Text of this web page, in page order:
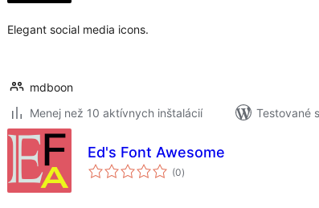
Elegant social media icons.
mdboon
Menej než 10 aktívnych inštalácií
Testované
Ed's Font Awesome
(0celkové
hodnotenie
)